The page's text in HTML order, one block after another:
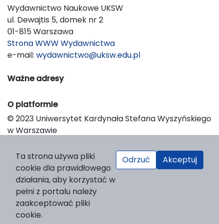
Wydawnictwo Naukowe UKSW
ul. Dewajtis 5, domek nr 2
01-815 Warszawa
Strona WWW Wydawnictwa
e-mail: wydawnictwo@uksw.edu.pl
Ważne adresy
O platformie
© 2023 Uniwersytet Kardynała Stefana Wyszyńskiego
w Warszawie
Platform & Workflow by OJS/PKP
Ta strona używa pliki
cookie dla prawidłowego
działania, aby korzystać w
pełni z portalu należy
zaakceptować pliki
cookie.
Odrzuć Akceptuj